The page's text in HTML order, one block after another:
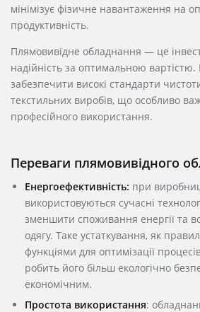
мінімізує фізичне навантаження на
продуктивність.
Плямовивідне обладнання — це
надійність за оптимальною вартістю.
забезпечити високі стандарти
текстильних виробів, що особливо
професійного використання.
Переваги плямовивідного
Енергоефективність: при
використовуються сучасні
зменшити споживання енергії та
одягу. Таке устаткування, як
функціями для оптимізації
робить його більш екологічно
економічним.
Простота використання: